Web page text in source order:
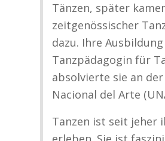
Tänzen, später
zeitgenössischer
dazu. Ihre
Tanzpädagogin für
absolvierte sie an
Nacional del Arte
Tanzen ist seit jeher